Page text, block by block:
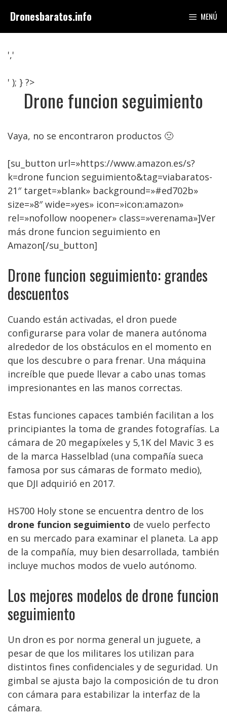
contenido
Dronesbaratos.info MENÚ
','
' ); } ?>
Drone funcion seguimiento
Vaya, no se encontraron productos 🙁
[su_button url=»https://www.amazon.es/s?
k=drone funcion seguimiento&tag=viabaratos-
21″ target=»blank» background=»#ed702b»
size=»8″ wide=»yes» icon=»icon:amazon»
rel=»nofollow noopener» class=»verenama»]Ver
más drone funcion seguimiento en
Amazon[/su_button]
Drone funcion seguimiento: grandes
descuentos
Cuando están activadas, el dron puede
configurarse para volar de manera autónoma
alrededor de los obstáculos en el momento en
que los descubre o para frenar. Una máquina
increíble que puede llevar a cabo unas tomas
impresionantes en las manos correctas.
Estas funciones capaces también facilitan a los
principiantes la toma de grandes fotografías. La
cámara de 20 megapíxeles y 5,1K del Mavic 3 es
de la marca Hasselblad (una compañía sueca
famosa por sus cámaras de formato medio),
que DJI adquirió en 2017.
HS700 Holy stone se encuentra dentro de los
drone funcion seguimiento de vuelo perfecto
en su mercado para examinar el planeta. La app
de la compañía, muy bien desarrollada, también
incluye muchos modos de vuelo autónomo.
Los mejores modelos de drone funcion
seguimiento
Un dron es por norma general un juguete, a
pesar de que los militares los utilizan para
distintos fines confidenciales y de seguridad. Un
gimbal se ajusta bajo la composición de tu dron
con cámara para estabilizar la interfaz de la
cámara.